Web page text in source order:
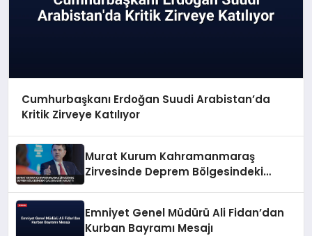
Cumhurbaşkanı Erdoğan Suudi Arabistan’da
Kritik Zirveye Katılıyor
Murat Kurum Kahramanmaraş
Zirvesinde Deprem Bölgesindeki
Emniyet Genel Müdürü Ali Fidan’dan
Kurban Bayramı Mesajı